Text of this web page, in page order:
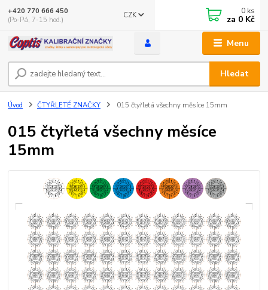
Menu
CZK
Hledat
+420 770 666 450
(Po-Pá, 7-15 hod.)
0 ks
za 0 Kč
Úvod ČTYŘLETÉ ZNAČKY 015 čtyřletá všechny měsíce 15mm
015 čtyřletá všechny měsíce
15mm